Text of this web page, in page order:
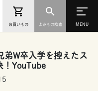
弟W卒入学を控えたス
！YouTube
お買いもの よみもの検索